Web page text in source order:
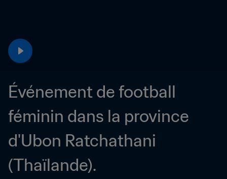
Événement de football
féminin dans la province
d'Ubon Ratchathani
(Thaïlande).